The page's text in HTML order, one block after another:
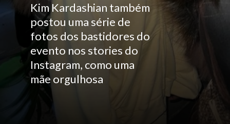
Kim Kardashian também
postou uma série de
fotos dos bastidores do
evento nos stories do
Instagram, como uma
mãe orgulhosa